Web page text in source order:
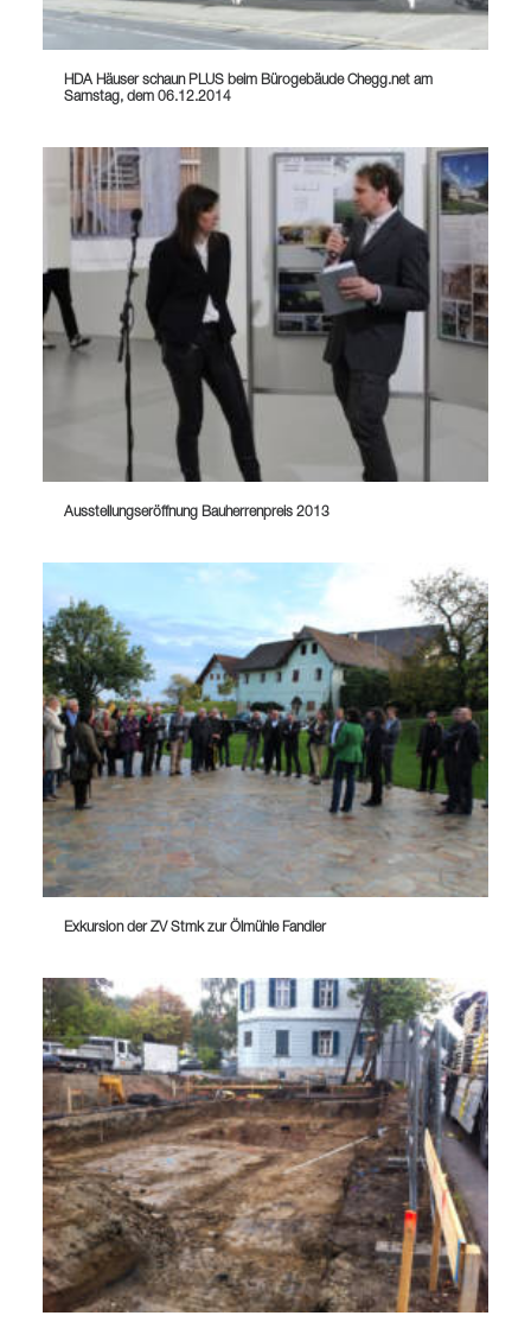
HDA Häuser schaun PLUS beim Bürogebäude Chegg.net am
Samstag, dem 06.12.2014
Ausstellungseröffnung Bauherrenpreis 2013
Exkursion der ZV Stmk zur Ölmühle Fandler